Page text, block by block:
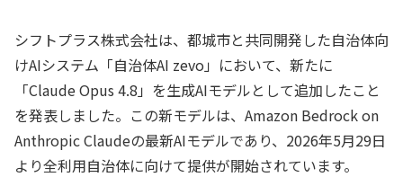
シフトプラス株式会社は、都城市と共同開発した自治体向
けAIシステム「自治体AI zevo」において、新たに
「Claude Opus 4.8」を生成AIモデルとして追加したこと
を発表しました。この新モデルは、Amazon Bedrock on
Anthropic Claudeの最新AIモデルであり、2026年5月29日
より全利用自治体に向けて提供が開始されています。